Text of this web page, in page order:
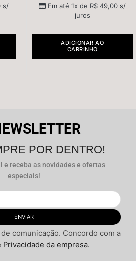
s/
Em até 1x de R$ 49,00 s/
juros
ADICIONAR AO
CARRINHO
POR DENTRO!
e receba as novidades e ofertas
especiais!
comunicação. Concordo com a
Privacidade da empresa.